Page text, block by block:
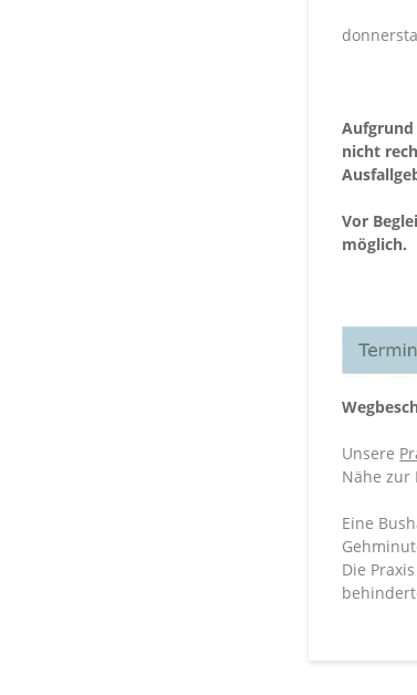
Aufgrund
nicht
Vor
möglich.
Unsere
Nähe zur
Eine
Die